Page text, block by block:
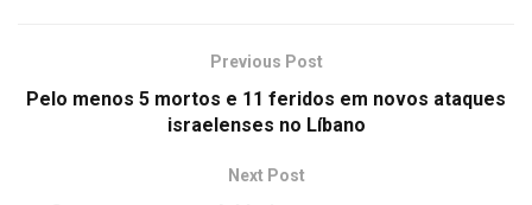
Previous Post
Pelo menos 5 mortos e 11 feridos em novos ataques
israelenses no Líbano
Next Post